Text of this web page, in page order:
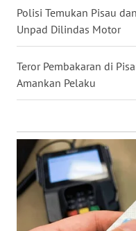
Polisi Temukan Pisau
Unpad Dilindas Motor
Teror Pembakaran di
Amankan Pelaku
WN
NUSANTARA
WN
JOGJA
JATIM
WN
BALI
WN